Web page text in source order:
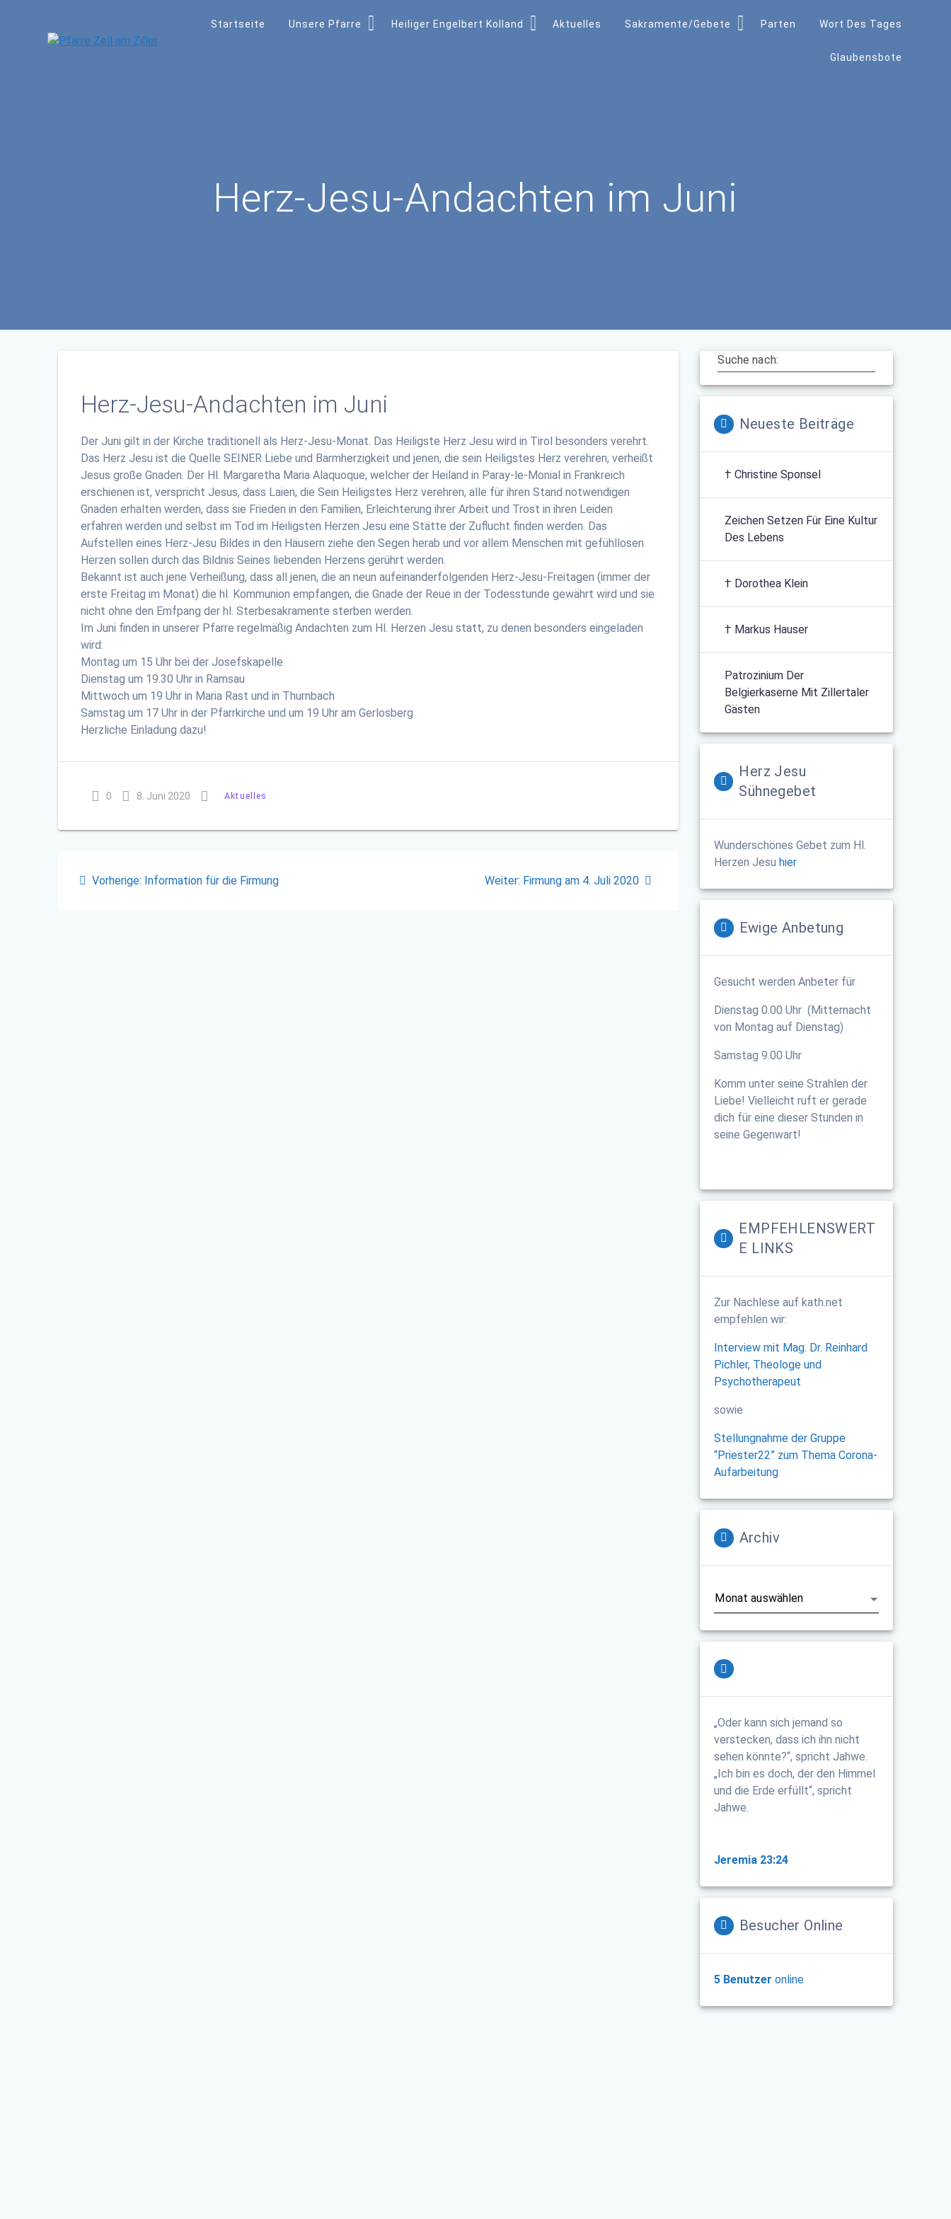
Startseite Unsere Pfarre Heiliger Engelbert Kolland Aktuelles Sakramente/Gebete Parten Wort Des Tages
Glaubensbote
Herz-Jesu-Andachten im Juni
Herz-Jesu-Andachten im Juni
Der Juni gilt in der Kirche traditionell als Herz-Jesu-Monat. Das Heiligste Herz Jesu wird in Tirol besonders verehrt.
Das Herz Jesu ist die Quelle SEINER Liebe und Barmherzigkeit und jenen, die sein Heiligstes Herz verehren, verheißt
Jesus große Gnaden. Der Hl. Margaretha Maria Alaquoque, welcher der Heiland in Paray-le-Monial in Frankreich
erschienen ist, verspricht Jesus, dass Laien, die Sein Heiligstes Herz verehren, alle für ihren Stand notwendigen
Gnaden erhalten werden, dass sie Frieden in den Familien, Erleichterung ihrer Arbeit und Trost in ihren Leiden
erfahren werden und selbst im Tod im Heiligsten Herzen Jesu eine Stätte der Zuflucht finden werden. Das
Aufstellen eines Herz-Jesu Bildes in den Häusern ziehe den Segen herab und vor allem Menschen mit gefühllosen
Herzen sollen durch das Bildnis Seines liebenden Herzens gerührt werden.
Bekannt ist auch jene Verheißung, dass all jenen, die an neun aufeinanderfolgenden Herz-Jesu-Freitagen (immer der
erste Freitag im Monat) die hl. Kommunion empfangen, die Gnade der Reue in der Todesstunde gewährt wird und sie
nicht ohne den Emfpang der hl. Sterbesakramente sterben werden.
Im Juni finden in unserer Pfarre regelmäßig Andachten zum Hl. Herzen Jesu statt, zu denen besonders eingeladen
wird:
Montag um 15 Uhr bei der Josefskapelle
Dienstag um 19.30 Uhr in Ramsau
Mittwoch um 19 Uhr in Maria Rast und in Thurnbach
Samstag um 17 Uhr in der Pfarrkirche und um 19 Uhr am Gerlosberg
Herzliche Einladung dazu!
0 8. Juni 2020 Aktuelles
Beitragsnavigation
Vorherige: Vorheriger
Information für die Firmung Weiter: Nächster
Firmung am 4. Juli 2020
Suche nach:
Neueste Beiträge
† Christine Sponsel
Zeichen Setzen Für Eine Kultur
Des Lebens
† Dorothea Klein
† Markus Hauser
Patrozinium Der
Belgierkaserne Mit Zillertaler
Gästen
Herz Jesu
Sühnegebet
Wunderschönes Gebet zum Hl.
Herzen Jesu hier
Ewige Anbetung
Gesucht werden Anbeter für
Dienstag 0.00 Uhr (Mitternacht
von Montag auf Dienstag)
Samstag 9.00 Uhr
Komm unter seine Strahlen der
Liebe! Vielleicht ruft er gerade
dich für eine dieser Stunden in
seine Gegenwart!
EMPFEHLENSWERT
E LINKS
Zur Nachlese auf kath.net
empfehlen wir:
Interview mit Mag. Dr. Reinhard
Pichler, Theologe und
Psychotherapeut
sowie
Stellungnahme der Gruppe
“Priester22” zum Thema Corona-
Aufarbeitung
Archiv
„Oder kann sich jemand so
verstecken, dass ich ihn nicht
sehen könnte?“, spricht Jahwe.
„Ich bin es doch, der den Himmel
und die Erde erfüllt“, spricht
Jahwe.
Jeremia 23:24
Besucher Online
5 Benutzer online